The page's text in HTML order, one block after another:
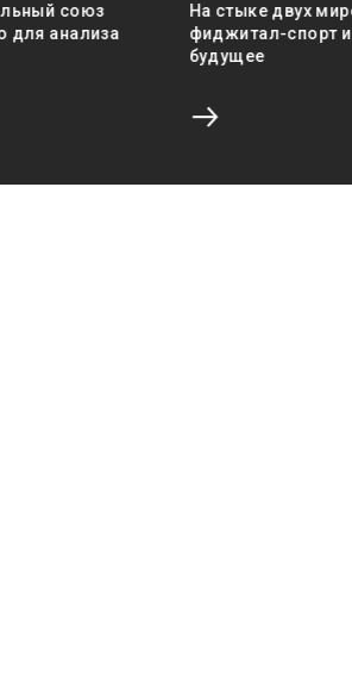
союз
для анализа
На стыке двух
фиджитал-спорт
будущее